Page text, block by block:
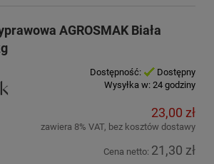
AGROSMAK Biała
Dostępność:
Dostępny
Wysyłka w: 24 godziny
23,00 zł
zawiera 8% VAT, bez kosztów dostawy
Cena netto: 21,30 zł